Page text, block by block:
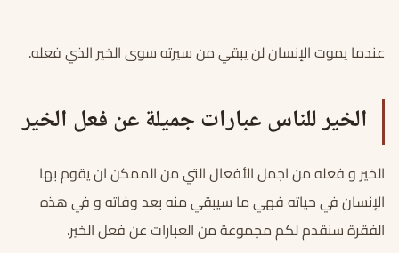
عندما يموت الإنسان لن يبقي من سيرته سوى الخير الذي فعله.
الخير للناس عبارات جميلة عن فعل الخير
الخير و فعله من اجمل الأفعال التي من الممكن ان يقوم بها
الإنسان في حياته فهي ما سيبقي منه بعد وفاته و في هذه
الفقرة سنقدم لكم مجموعة من العبارات عن فعل الخير.